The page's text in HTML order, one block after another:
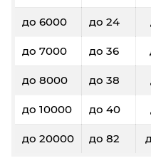
до 6000 до 24
до 7000 до 36
до 8000 до 38
до 10000 до 40
до 20000 до 82